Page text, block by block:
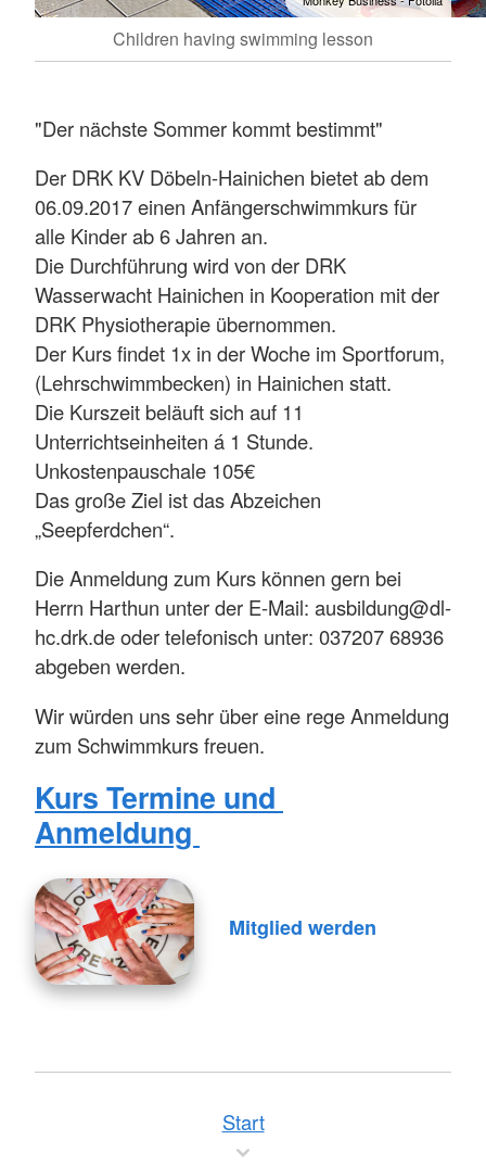
Children having swimming lesson
"Der nächste Sommer kommt bestimmt"
Der DRK KV Döbeln-Hainichen bietet ab dem
06.09.2017 einen Anfängerschwimmkurs für
alle Kinder ab 6 Jahren an.
Die Durchführung wird von der DRK
Wasserwacht Hainichen in Kooperation mit der
DRK Physiotherapie übernommen.
Der Kurs findet 1x in der Woche im Sportforum,
(Lehrschwimmbecken) in Hainichen statt.
Die Kurszeit beläuft sich auf 11
Unterrichtseinheiten á 1 Stunde.
Unkostenpauschale 105€
Das große Ziel ist das Abzeichen
„Seepferdchen“.
Die Anmeldung zum Kurs können gern bei
Herrn Harthun unter der E-Mail: ausbildung@dl-
hc.drk.de oder telefonisch unter: 037207 68936
abgeben werden.
Wir würden uns sehr über eine rege Anmeldung
zum Schwimmkurs freuen.
Kurs Termine und
Anmeldung
Mitglied werden
Start